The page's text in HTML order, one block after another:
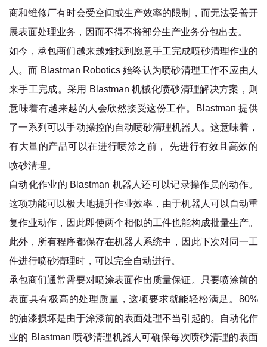
商和维修厂有时会受空间或生产效率的限制，而无法妥善开
展表面处理业务，因而不得不将部分生产业务分包出去。
如今，承包商们越来越难找到愿意手工完成喷砂清理作业的
人。而 Blastman Robotics 始终认为喷砂清理工作不应由人
来手工完成。采用 Blastman 机械化喷砂清理解决方案，则
意味着有越来越的人会欣然接受这份工作。Blastman 提供
了一系列可以手动操控的自动喷砂清理机器人。这意味着，
有大量的产品可以在进行喷涂之前， 先进行有效且高效的
喷砂清理。
自动化作业的 Blastman 机器人还可以记录操作员的动作。
这项功能可以极大地提升作业效率，由于机器人可以自动重
复作业动作，因此即使两个相似的工件也能构成批量生产。
此外，所有程序都保存在机器人系统中，因此下次对同一工
件进行喷砂清理时，可以完全自动进行。
承包商们通常需要对喷涂表面作出质量保证。只要喷涂前的
表面具有极高的处理质量，这项要求就能轻松满足。80%
的油漆损坏是由于涂漆前的表面处理不当引起的。自动化作
业的 Blastman 喷砂清理机器人可确保每次喷砂清理的表面